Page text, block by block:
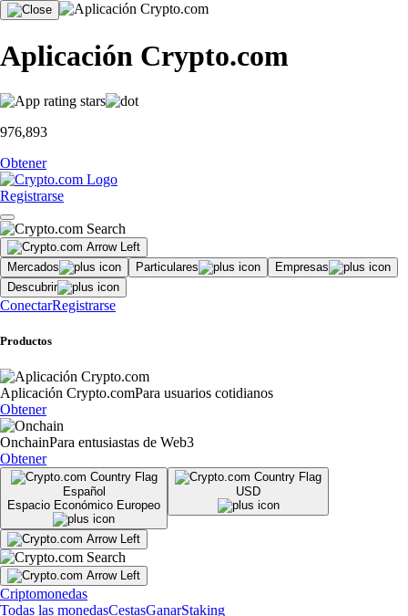
Aplicación Crypto.com
976,893
Obtener
Registrarse
Mercados Particulares
Empresas
Descubrir
ConectarRegistrarse
Productos
Aplicación Crypto.comPara usuarios cotidianos
Obtener
OnchainPara entusiastas de Web3
Obtener
Español
Espacio Económico Europeo
USD
Criptomonedas
Todas las monedasCestasGanarStaking